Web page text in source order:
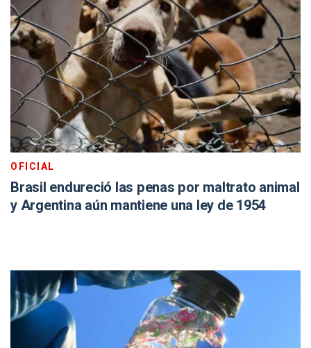
OFICIAL
Brasil endureció las penas por maltrato animal
y Argentina aún mantiene una ley de 1954